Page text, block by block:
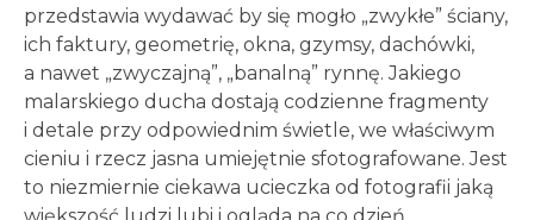
przedstawia wydawać by się mogło „zwykłe” ściany,
ich faktury, geometrię, okna, gzymsy, dachówki,
a nawet „zwyczajną”, „banalną” rynnę. Jakiego
malarskiego ducha dostają codzienne fragmenty
i detale przy odpowiednim świetle, we właściwym
cieniu i rzecz jasna umiejętnie sfotografowane. Jest
to niezmiernie ciekawa ucieczka od fotografii jaką